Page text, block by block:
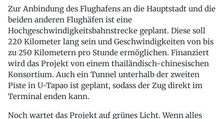
Zur Anbindung des Flughafens an die Hauptstadt und die
beiden anderen Flughäfen ist eine
Hochgeschwindigkeitsbahnstrecke geplant. Diese soll
220 Kilometer lang sein und Geschwindigkeiten von bis
zu 250 Kilometern pro Stunde ermöglichen. Finanziert
wird das Projekt von einem thailändisch-chinesischen
Konsortium. Auch ein Tunnel unterhalb der zweiten
Piste in U-Tapao ist geplant, sodass der Zug direkt im
Terminal enden kann.
Noch wartet das Projekt auf grünes Licht. Wenn alles